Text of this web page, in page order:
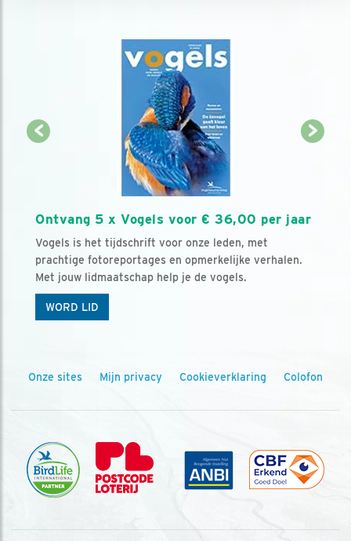
Ontvang 5 x Vogels voor € 36,00 per jaar
Vogels is het tijdschrift voor onze leden, met
prachtige fotoreportages en opmerkelijke verhalen.
Met jouw lidmaatschap help je de vogels.
WORD LID
Onze sites Mijn privacy Cookieverklaring Colofon